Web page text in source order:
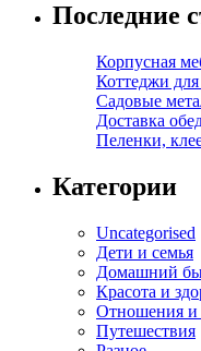
Последние
Корпусная
Коттеджи
Садовые
Доставка
Пеленки,
Категории
Uncategorised
Дети и семья
Домашний
Красота и
Отношения и
Путешествия